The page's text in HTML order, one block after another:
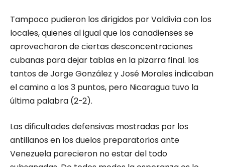
Tampoco pudieron los dirigidos por Valdivia con los
locales, quienes al igual que los canadienses se
aprovecharon de ciertas desconcentraciones
cubanas para dejar tablas en la pizarra final. los
tantos de Jorge González y José Morales indicaban
el camino a los 3 puntos, pero Nicaragua tuvo la
última palabra (2-2).
Las dificultades defensivas mostradas por los
antillanos en los duelos preparatorios ante
Venezuela parecieron no estar del todo